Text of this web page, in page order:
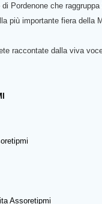
Pordenone che
più importante fiera
raccontate dalla viva
Assoretipmi